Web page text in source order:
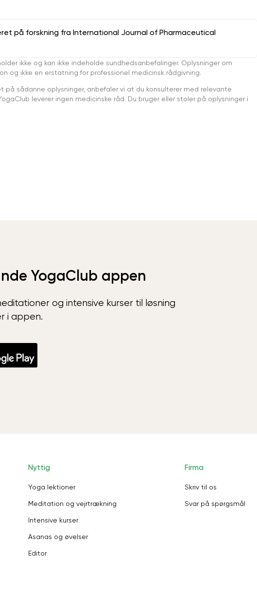
på forskning fra International Journal of Pharmaceutical
ikke og kan ikke indeholde sundhedsanbefalinger. Oplysninger om
og ikke en erstatning for professionel medicinsk rådgivning.
på sådanne oplysninger, anbefaler vi at du konsulterer med relevante
leverer ingen medicinske råd. Du bruger eller stoler på oplysninger i
YogaClub appen
og intensive kurser til løsning
i appen.
Nyttig
Yoga lektioner
Meditation og vejrtrækning
Intensive kurser
Asanas og øvelser
Editor
Firma
Skriv til os
Svar på spørgsmål